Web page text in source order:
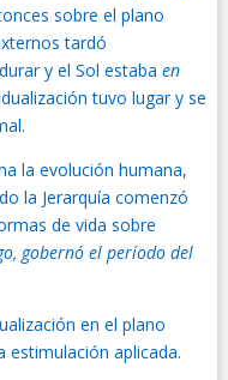
sobre el plano
tardó
y el Sol estaba en
tuvo lugar y se
la evolución humana,
la Jerarquía comenzó
de vida sobre
gobernó el período del
en el plano
aplicada.